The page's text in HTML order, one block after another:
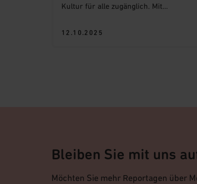
Kultur für alle zugänglich. Mit
einem Konzert in Gebärdensprache und
12.10.2025
Bleiben Sie mit uns
Möchten Sie mehr Reportagen über